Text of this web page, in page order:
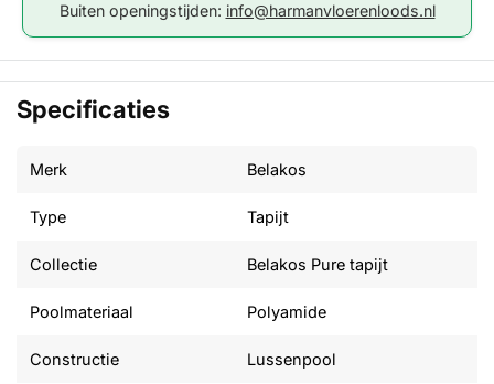
Buiten openingstijden: info@harmanvloerenloods.nl
Specificaties
Merk Belakos
Type Tapijt
Collectie Belakos Pure tapijt
Poolmateriaal Polyamide
Constructie Lussenpool